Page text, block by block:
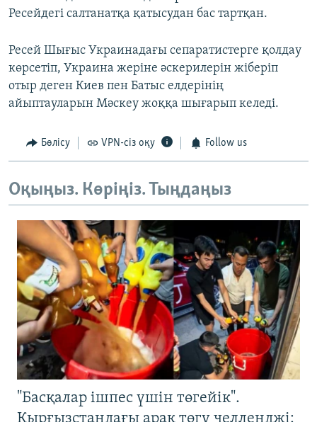
Ресейдегі салтанатқа қатысудан бас тартқан.
Ресей Шығыс Украинадағы сепаратистерге қолдау
көрсетіп, Украина жеріне әскерилерін жіберіп
отыр деген Киев пен Батыс елдерінің
айыптауларын Мәскеу жоққа шығарып келеді.
Бөлісу VPN-сіз оқу Follow us
Оқыңыз. Көріңіз. Тыңдаңыз
"Басқалар ішпес үшін төгейік".